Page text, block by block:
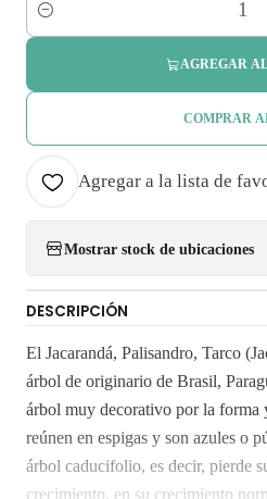
Cantidad
AGREGAR
COMPRAR
Agregar a la lista de
Mostrar stock de ubicaciones
DESCRIPCIÓN
El Jacarandá, Palisandro, Tarco
árbol de originario de Brasil,
árbol muy decorativo por la forma
reúnen en espigas y son azules o
árbol caducifolio, es decir, pierde
crecimiento, en su crecimiento